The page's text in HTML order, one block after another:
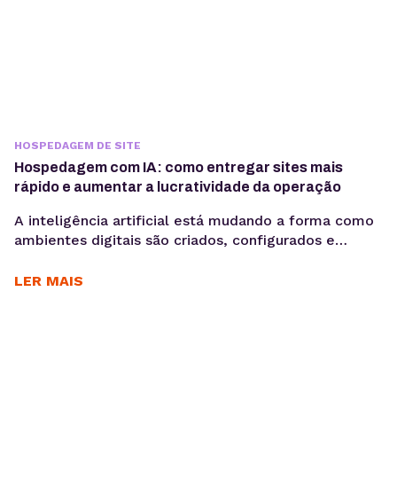
HOSPEDAGEM DE SITE
Hospedagem com IA: como entregar sites mais
rápido e aumentar a lucratividade da operação
A inteligência artificial está mudando a forma como
ambientes digitais são criados, configurados e
automatiza processos e gera mais produtividade
LER MAIS